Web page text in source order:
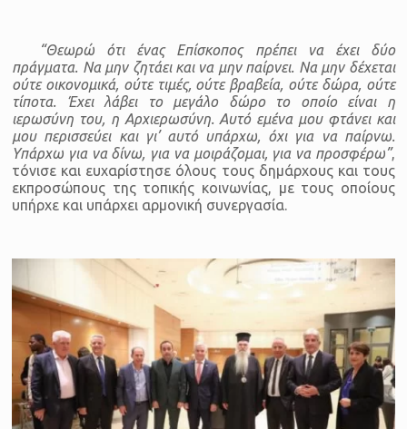
“Θεωρώ ότι ένας Επίσκοπος πρέπει να έχει δύο
πράγματα. Να μην ζητάει και να μην παίρνει. Να μην δέχεται
ούτε οικονομικά, ούτε τιμές, ούτε βραβεία, ούτε δώρα, ούτε
τίποτα. Έχει λάβει το μεγάλο δώρο το οποίο είναι η
ιερωσύνη του, η Αρχιερωσύνη. Αυτό εμένα μου φτάνει και
μου περισσεύει και γι’ αυτό υπάρχω, όχι για να παίρνω.
Υπάρχω για να δίνω, για να μοιράζομαι, για να προσφέρω”,
τόνισε και ευχαρίστησε όλους τους δημάρχους και τους
εκπροσώπους της τοπικής κοινωνίας, με τους οποίους
υπήρχε και υπάρχει αρμονική συνεργασία.